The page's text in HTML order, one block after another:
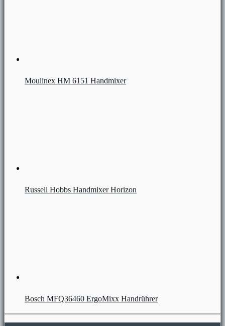
Moulinex HM 6151 Handmixer
Russell Hobbs Handmixer Horizon
Bosch MFQ36460 ErgoMixx Handrührer